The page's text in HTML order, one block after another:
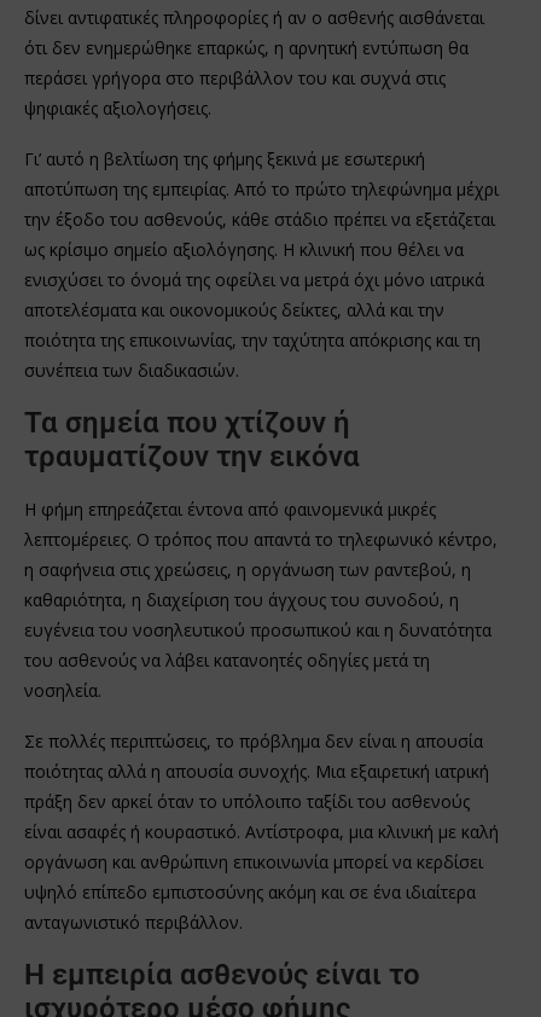
δίνει αντιφατικές πληροφορίες ή αν ο ασθενής αισθάνεται
ότι δεν ενημερώθηκε επαρκώς, η αρνητική εντύπωση θα
περάσει γρήγορα στο περιβάλλον του και συχνά στις
ψηφιακές αξιολογήσεις.
Γι’ αυτό η βελτίωση της φήμης ξεκινά με εσωτερική
αποτύπωση της εμπειρίας. Από το πρώτο τηλεφώνημα μέχρι
την έξοδο του ασθενούς, κάθε στάδιο πρέπει να εξετάζεται
ως κρίσιμο σημείο αξιολόγησης. Η κλινική που θέλει να
ενισχύσει το όνομά της οφείλει να μετρά όχι μόνο ιατρικά
αποτελέσματα και οικονομικούς δείκτες, αλλά και την
ποιότητα της επικοινωνίας, την ταχύτητα απόκρισης και τη
συνέπεια των διαδικασιών.
Τα σημεία που χτίζουν ή
τραυματίζουν την εικόνα
Η φήμη επηρεάζεται έντονα από φαινομενικά μικρές
λεπτομέρειες. Ο τρόπος που απαντά το τηλεφωνικό κέντρο,
η σαφήνεια στις χρεώσεις, η οργάνωση των ραντεβού, η
καθαριότητα, η διαχείριση του άγχους του συνοδού, η
ευγένεια του νοσηλευτικού προσωπικού και η δυνατότητα
του ασθενούς να λάβει κατανοητές οδηγίες μετά τη
νοσηλεία.
Σε πολλές περιπτώσεις, το πρόβλημα δεν είναι η απουσία
ποιότητας αλλά η απουσία συνοχής. Μια εξαιρετική ιατρική
πράξη δεν αρκεί όταν το υπόλοιπο ταξίδι του ασθενούς
είναι ασαφές ή κουραστικό. Αντίστροφα, μια κλινική με καλή
οργάνωση και ανθρώπινη επικοινωνία μπορεί να κερδίσει
υψηλό επίπεδο εμπιστοσύνης ακόμη και σε ένα ιδιαίτερα
ανταγωνιστικό περιβάλλον.
Η εμπειρία ασθενούς είναι το
ισχυρότερο μέσο φήμης